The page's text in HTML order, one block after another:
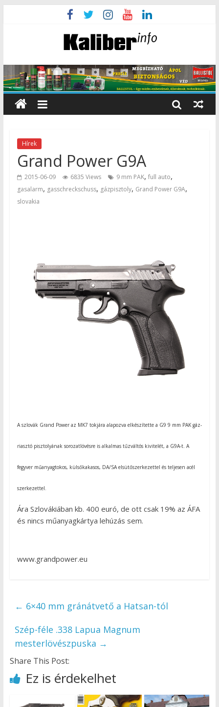
Hírek
Grand Power G9A
2015-06-09 6835 Views 9 mm PAK, full auto,
gasalarm, gasschreckschuss, gázpisztoly, Grand Power G9A,
slovakia
A szlovák Grand Power az MK7 tokjára alapozva elkészítette a G9 9 mm PAK gáz-
riasztó pisztolyának sorozatlövésre is alkalmas tűzváltós kivitelét, a G9A-t. A
fegyver műanyagtokos, külsőkakasos, DA/SA elsütőszerkezettel és teljesen acél
szerkezettel.
Ára Szlovákiában kb. 400 euró, de ott csak 19% az ÁFA
és nincs műanyagkártya lehúzás sem.
www.grandpower.eu
← 6×40 mm gránátvető a Hatsan-tól
Szép-féle .338 Lapua Magnum
mesterlövészpuska →
Share This Post:
Ez is érdekelhet